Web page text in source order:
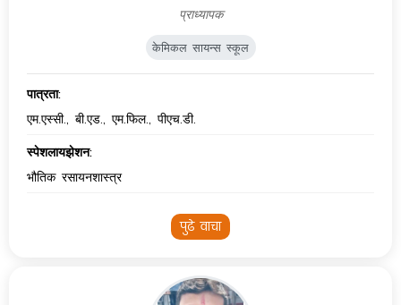
प्राध्यापक
केमिकल सायन्स स्कूल
पात्रता:
एम.एस्सी., बी.एड., एम.फिल., पीएच.डी.
स्पेशलायझेशन:
भौतिक रसायनशास्त्र
पुढे वाचा